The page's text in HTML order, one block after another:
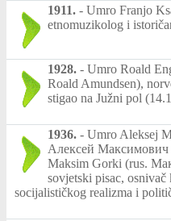
1911. - Umro Franjo
etnomuzikolog i
1928. - Umro Roald
Roald Amundsen),
stigao na Južni pol
1936. - Umro Aleksej
Алексей
Maksim Gorki (rus.
sovjetski pisac,
socijalističkog realizma i